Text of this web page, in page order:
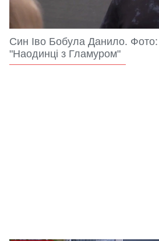
Син Іво Бобула Данило. Фото:
"Наодинці з Гламуром"